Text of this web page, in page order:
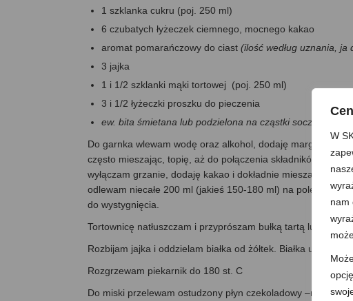
W
nam
opcję
1 szklanka cukru (poj. 250 ml)
6 czubatych łyżeczek ciemnego, mocnego kakao
aromat pomarańczowy do ciast (ilość według uznania, ja
3 jajka
1 i 1/2 szklanki mąki tortowej (poj. 250 ml)
3 i 1/2 łyżeczki proszku do pieczenia
ew. bita śmietana lub podzielona na cząstki soczysta
Do garnka wlewam wodę oraz alkohol, dodaję margarynę
często mieszając, topię, aż do połączenia składników. Kiedy
wyłączam grzanie, dodaję kakao i dokładnie mieszam. Na
odlewam niecałe 200 ml (jakieś 150-180 ml) na polewę
do wystygnięcia.
Tortownicę natłuszczam i przyprószam bułką tartą lub kaszką
Rozbijam jajka i oddzielam białka od żółtek. Białka ubijam
Rozgrzewam piekarnik do 180 st. C
Do miski przelewam ostudzony płyn czekoladowy –nie